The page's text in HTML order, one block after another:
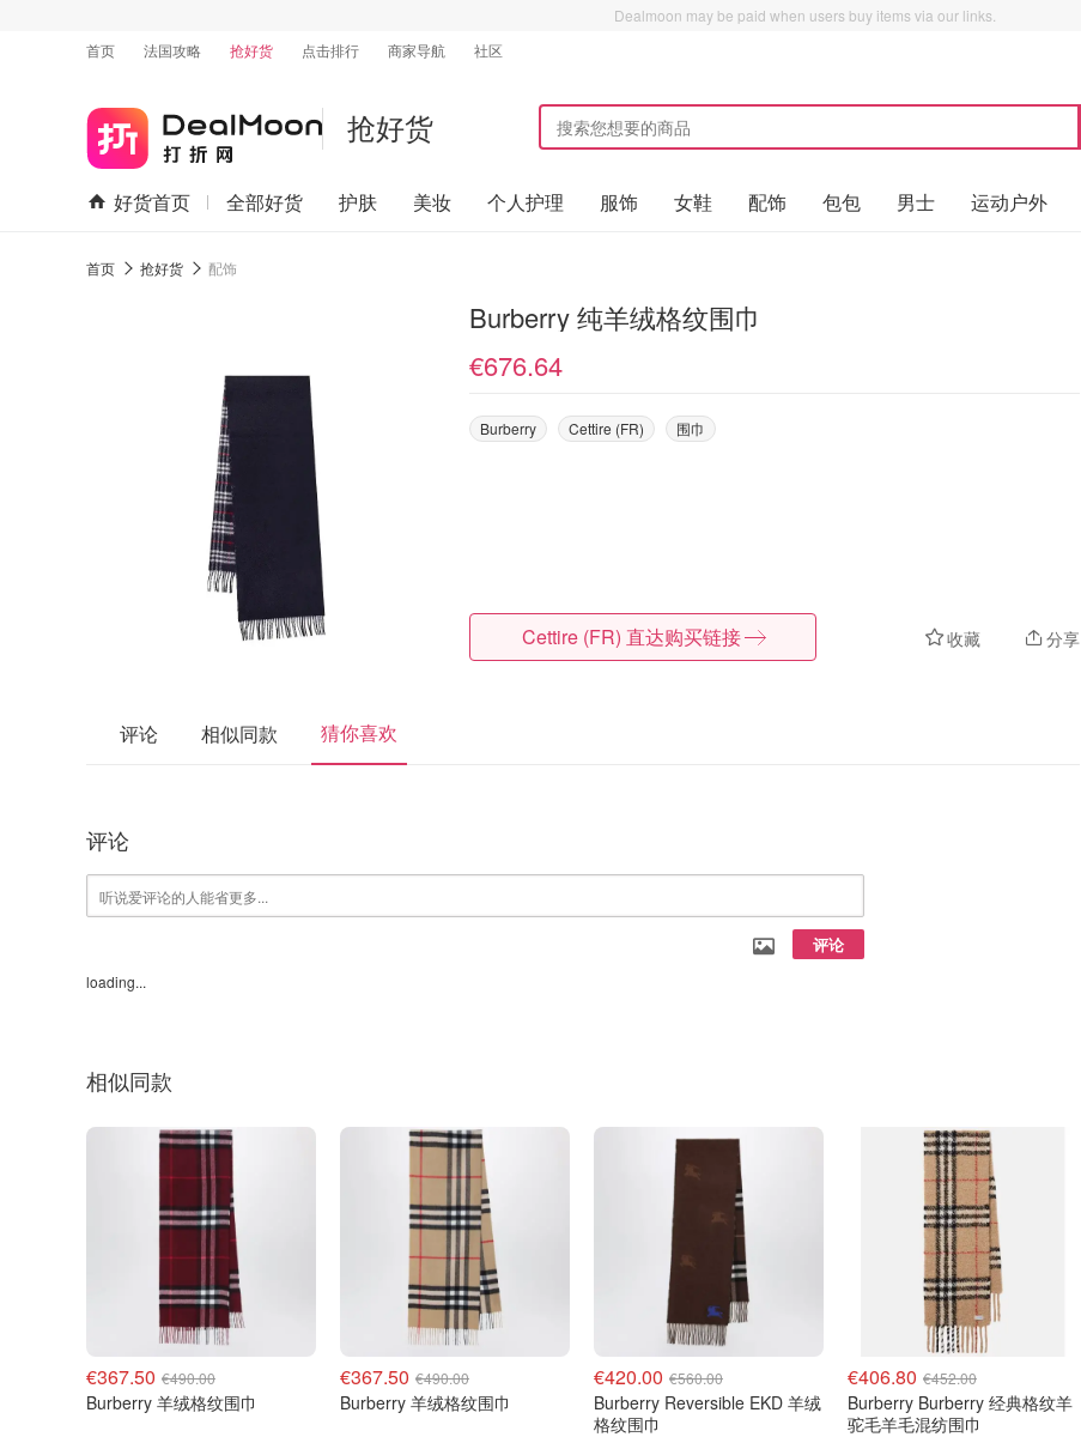
Dealmoon may be paid when users buy items via our links.
首页
法国攻略 抢好货 点击排行 商家导航 社区
抢好货
好货首页 全部好货 护肤 美妆 个人护理 服饰 女鞋 配饰 包包 男士 运动户外
首页 抢好货 配饰
Burberry 纯羊绒格纹围巾
€676.64
Burberry Cettire (FR) 围巾
收藏 分享
Cettire (FR) 直达购买链接
评论 相似同款 猜你喜欢
评论
评论
loading...
相似同款
€367.50 €490.00
Burberry 羊绒格纹围巾
€367.50 €490.00
Burberry 羊绒格纹围巾
€420.00 €560.00
Burberry Reversible EKD 羊绒
格纹围巾
€406.80 €452.00
Burberry Burberry 经典格纹羊
驼毛羊毛混纺围巾